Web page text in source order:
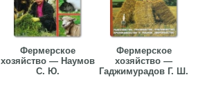
Фермерское
хозяйство — Наумов
С. Ю.
Фермерское
хозяйство —
Гаджимурадов Г. Ш.